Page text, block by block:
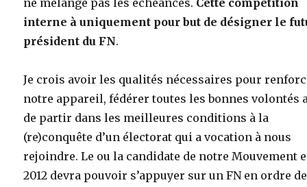
ne mélange pas les échéances. Cette compétition
interne à uniquement pour but de désigner le
président du FN.
Je crois avoir les qualités nécessaires pour
notre appareil, fédérer toutes les bonnes volontés
de partir dans les meilleures conditions à la
(re)conquête d’un électorat qui a vocation à nous
rejoindre. Le ou la candidate de notre Mouvement
2012 devra pouvoir s’appuyer sur un FN en ordre de